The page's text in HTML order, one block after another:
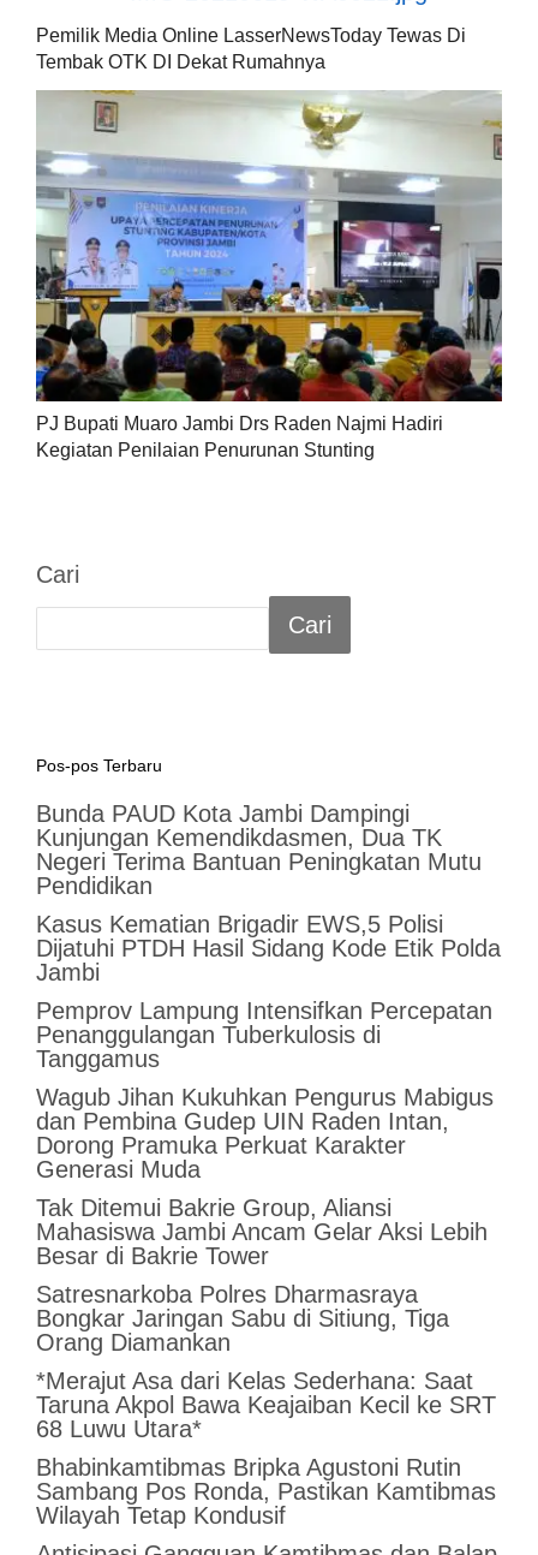
Pemilik Media Online LasserNewsToday Tewas Di
Tembak OTK DI Dekat Rumahnya
PJ Bupati Muaro Jambi Drs Raden Najmi Hadiri
Kegiatan Penilaian Penurunan Stunting
Cari
Cari
Pos-pos Terbaru
Bunda PAUD Kota Jambi Dampingi
Kunjungan Kemendikdasmen, Dua TK
Negeri Terima Bantuan Peningkatan Mutu
Pendidikan
Kasus Kematian Brigadir EWS,5 Polisi
Dijatuhi PTDH Hasil Sidang Kode Etik Polda
Jambi
Pemprov Lampung Intensifkan Percepatan
Penanggulangan Tuberkulosis di
Tanggamus
Wagub Jihan Kukuhkan Pengurus Mabigus
dan Pembina Gudep UIN Raden Intan,
Dorong Pramuka Perkuat Karakter
Generasi Muda
Tak Ditemui Bakrie Group, Aliansi
Mahasiswa Jambi Ancam Gelar Aksi Lebih
Besar di Bakrie Tower
Satresnarkoba Polres Dharmasraya
Bongkar Jaringan Sabu di Sitiung, Tiga
Orang Diamankan
*Merajut Asa dari Kelas Sederhana: Saat
Taruna Akpol Bawa Keajaiban Kecil ke SRT
68 Luwu Utara*
Bhabinkamtibmas Bripka Agustoni Rutin
Sambang Pos Ronda, Pastikan Kamtibmas
Wilayah Tetap Kondusif